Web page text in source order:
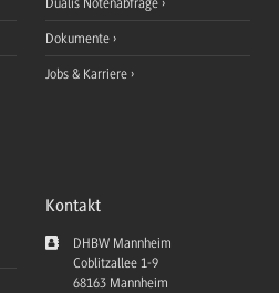
Dokumente
Jobs & Karriere
Kontakt
DHBW Mannheim
Coblitzallee 1-9
68163 Mannheim